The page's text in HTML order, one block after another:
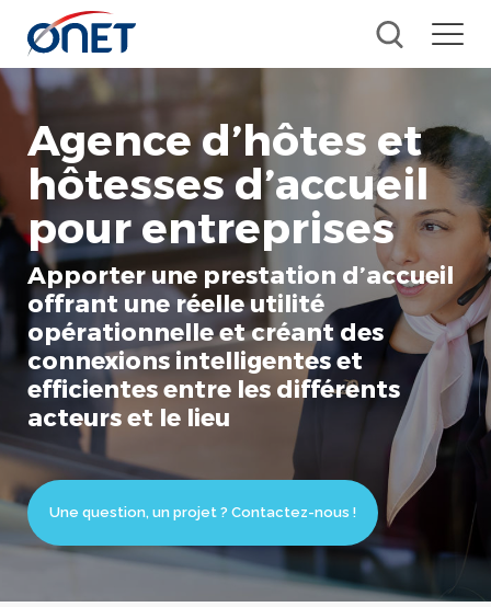
Agence d’hôtes et
hôtesses d’accueil
pour entreprises
Apporter une prestation d’accueil
offrant une réelle utilité
opérationnelle et créant des
connexions intelligentes et
efficientes entre les différents
acteurs et le lieu
Une question, un projet ? Contactez-nous !